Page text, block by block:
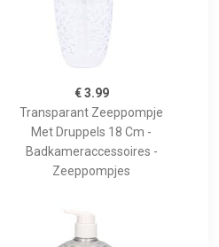
€ 3.99
Transparant Zeeppompje
Met Druppels 18 Cm -
Badkameraccessoires -
Zeeppompjes